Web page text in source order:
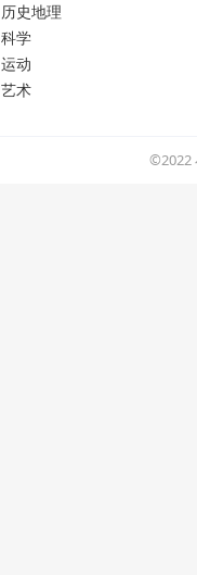
历史地理
科学
运动
艺术
©2022